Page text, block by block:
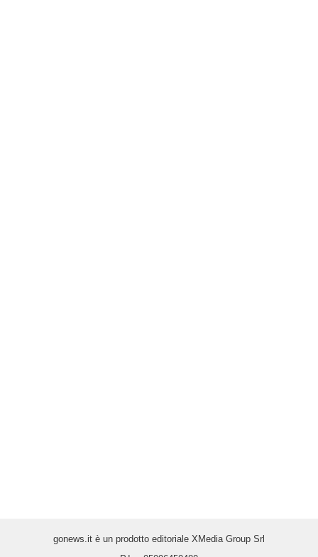
gonews.it è un prodotto editoriale XMedia Group Srl